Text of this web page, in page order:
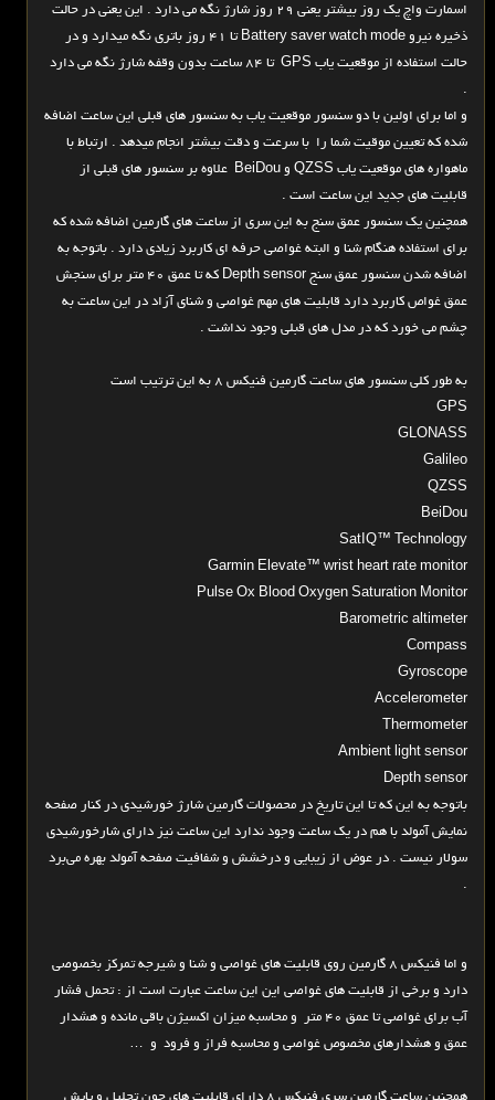
اسمارت واچ یک روز بیشتر یعنی 29 روز شارژ نگه می دارد . این یعنی در حالت
ذخیره نیرو Battery saver watch mode تا 41 روز باتری نگه میدارد و در
حالت استفاده از موقعیت یاب GPS تا 84 ساعت بدون وقفه شارژ نگه می دارد
.
و اما برای اولین با دو سنسور موقعیت یاب به سنسور های قبلی این ساعت اضافه
شده که تعیین موقیت شما را با سرعت و دقت بیشتر انجام میدهد . ارتباط با
ماهواره های موقعیت یاب QZSS و BeiDou علاوه بر سنسور های قبلی از
قابلیت های جدید این ساعت است .
همچنین یک سنسور عمق سنج به این سری از ساعت های گارمین اضافه شده که
برای استفاده هنگام شنا و البته غواصی حرفه ای کاربرد زیادی دارد . باتوجه به
اضافه شدن سنسور عمق سنج Depth sensor که تا عمق 40 متر برای سنجش
عمق غواص کاربرد دارد قابلیت های مهم غواصی و شنای آزاد در این ساعت به
چشم می خورد که در مدل های قبلی وجود نداشت .
به طور کلی سنسور های ساعت گارمین فنیکس 8 به این ترتیب است
GPS
GLONASS
Galileo
QZSS
BeiDou
SatIQ™ Technology
Garmin Elevate™ wrist heart rate monitor
Pulse Ox Blood Oxygen Saturation Monitor
Barometric altimeter
Compass
Gyroscope
Accelerometer
Thermometer
Ambient light sensor
Depth sensor
باتوجه به این که تا این تاریخ در محصولات گارمین شارژ خورشیدی در کنار صفحه
نمایش آمولد با هم در یک ساعت وجود ندارد این ساعت نیز دارای شارخورشیدی
سولار نیست . در عوض از زیبایی و درخشش و شفافیت صفحه آمولد بهره می‌برد
.
و اما فنیکس 8 گارمین روی قابلیت های غواصی و شنا و شیرجه تمرکز بخصوصی
دارد و برخی از قابلیت های غواصی این این ساعت عبارت است از : تحمل فشار
آب برای غواصی تا عمق 40 متر و محاسبه میزان اکسیژن باقی مانده و هشدار
عمق و هشدارهای مخصوص غواصی و محاسبه فراز و فرود و …